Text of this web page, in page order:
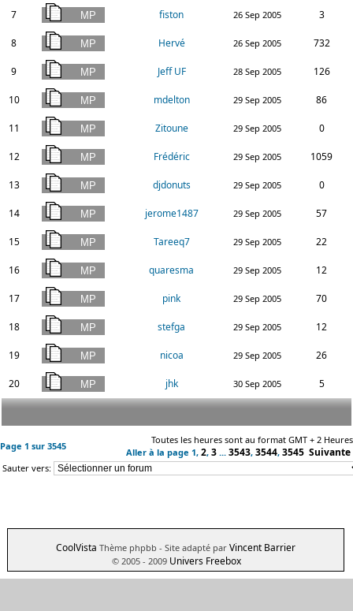
7 fiston 26 Sep 2005 3
8 Hervé 26 Sep 2005 732
9 Jeff UF 28 Sep 2005 126
10 mdelton 29 Sep 2005 86
11 Zitoune 29 Sep 2005 0
12 Frédéric 29 Sep 2005 1059
13 djdonuts 29 Sep 2005 0
14 jerome1487 29 Sep 2005 57
15 Tareeq7 29 Sep 2005 22
16 quaresma 29 Sep 2005 12
17 pink 29 Sep 2005 70
18 stefga 29 Sep 2005 12
19 nicoa 29 Sep 2005 26
20 jhk 30 Sep 2005 5
Page 1 sur 3545
Toutes les heures sont au format GMT + 2 Heures
Aller à la page 1, 2, 3 ... 3543, 3544, 3545 Suivante
Sauter vers:
CoolVista Thème phpbb - Site adapté par Vincent Barrier
© 2005 - 2009 Univers Freebox